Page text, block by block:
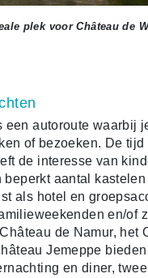
plek voor Château de
een autoroute waarbij
of bezoeken. De
de interesse van
aantal kastelen
als hotel en
en/of
de Namur, het
Jemeppe
en diner, twee